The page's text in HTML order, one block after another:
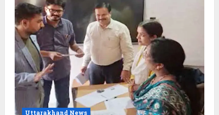
Uttarakhand News